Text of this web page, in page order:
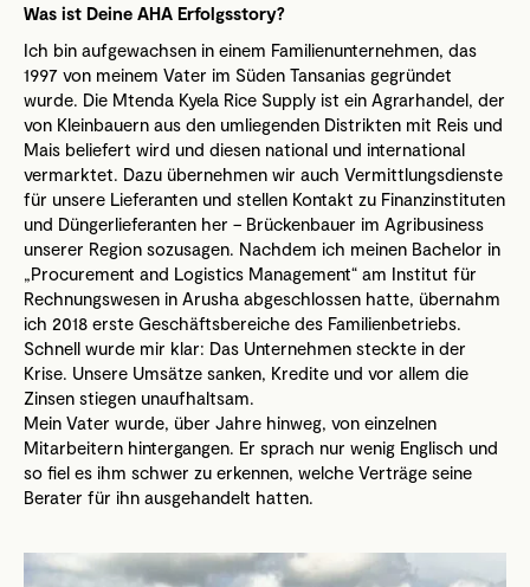
Was ist Deine AHA Erfolgsstory?
Ich bin aufgewachsen in einem Familienunternehmen, das
1997 von meinem Vater im Süden Tansanias gegründet
wurde. Die Mtenda Kyela Rice Supply ist ein Agrarhandel, der
von Kleinbauern aus den umliegenden Distrikten mit Reis und
Mais beliefert wird und diesen national und international
vermarktet. Dazu übernehmen wir auch Vermittlungsdienste
für unsere Lieferanten und stellen Kontakt zu Finanzinstituten
und Düngerlieferanten her – Brückenbauer im Agribusiness
unserer Region sozusagen. Nachdem ich meinen Bachelor in
„Procurement and Logistics Management“ am Institut für
Rechnungswesen in Arusha abgeschlossen hatte, übernahm
ich 2018 erste Geschäftsbereiche des Familienbetriebs.
Schnell wurde mir klar: Das Unternehmen steckte in der
Krise. Unsere Umsätze sanken, Kredite und vor allem die
Zinsen stiegen unaufhaltsam.
Mein Vater wurde, über Jahre hinweg, von einzelnen
Mitarbeitern hintergangen. Er sprach nur wenig Englisch und
so fiel es ihm schwer zu erkennen, welche Verträge seine
Berater für ihn ausgehandelt hatten.